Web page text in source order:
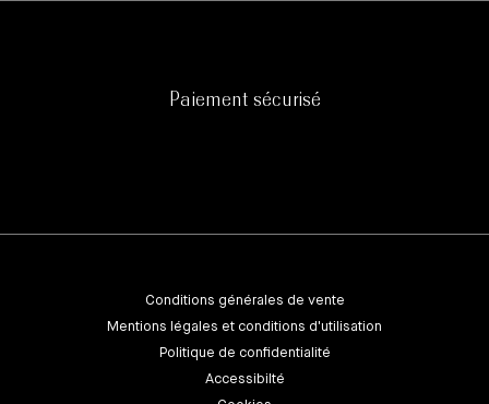
Paiement sécurisé
Conditions générales de vente
Mentions légales et conditions d'utilisation
Politique de confidentialité
Accessibilté